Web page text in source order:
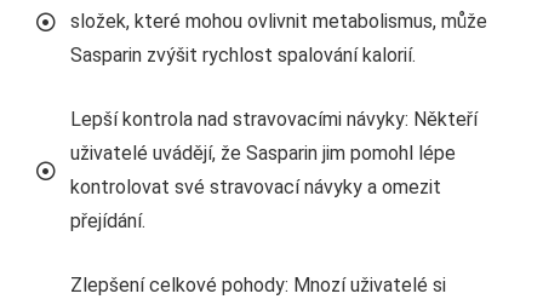
složek, které mohou ovlivnit metabolismus, může
Sasparin zvýšit rychlost spalování kalorií.
Lepší kontrola nad stravovacími návyky: Někteří
uživatelé uvádějí, že Sasparin jim pomohl lépe
kontrolovat své stravovací návyky a omezit
přejídání.
Zlepšení celkové pohody: Mnozí uživatelé si